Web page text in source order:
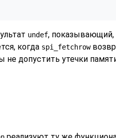
undef, показывающий,
когда spi_fetchrow
не допустить утечки